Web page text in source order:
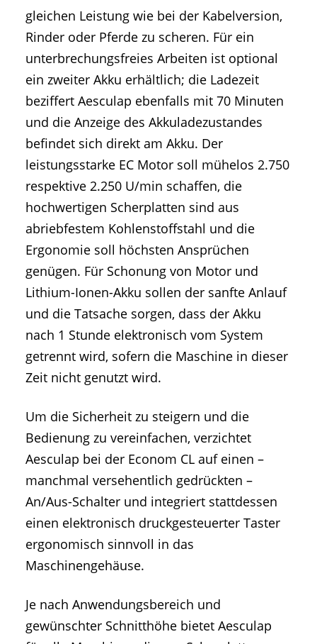
gleichen Leistung wie bei der Kabelversion,
Rinder oder Pferde zu scheren. Für ein
unterbrechungsfreies Arbeiten ist optional
ein zweiter Akku erhältlich; die Ladezeit
beziffert Aesculap ebenfalls mit 70 Minuten
und die Anzeige des Akkuladezustandes
befindet sich direkt am Akku. Der
leistungsstarke EC Motor soll mühelos 2.750
respektive 2.250 U/min schaffen, die
hochwertigen Scherplatten sind aus
abriebfestem Kohlenstoffstahl und die
Ergonomie soll höchsten Ansprüchen
genügen. Für Schonung von Motor und
Lithium-Ionen-Akku sollen der sanfte Anlauf
und die Tatsache sorgen, dass der Akku
nach 1 Stunde elektronisch vom System
getrennt wird, sofern die Maschine in dieser
Zeit nicht genutzt wird.
Um die Sicherheit zu steigern und die
Bedienung zu vereinfachen, verzichtet
Aesculap bei der Econom CL auf einen –
manchmal versehentlich gedrückten –
An/Aus-Schalter und integriert stattdessen
einen elektronisch druckgesteuerter Taster
ergonomisch sinnvoll in das
Maschinengehäuse.
Je nach Anwendungsbereich und
gewünschter Schnitthöhe bietet Aesculap